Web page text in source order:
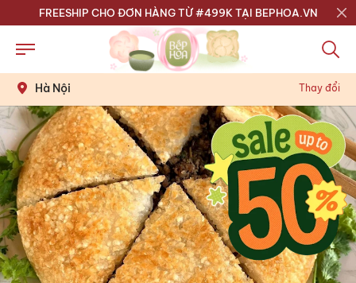
FREESHIP CHO ĐƠN HÀNG TỪ #499K TẠI BEPHOA.VN
Hà Nội Thay đổi